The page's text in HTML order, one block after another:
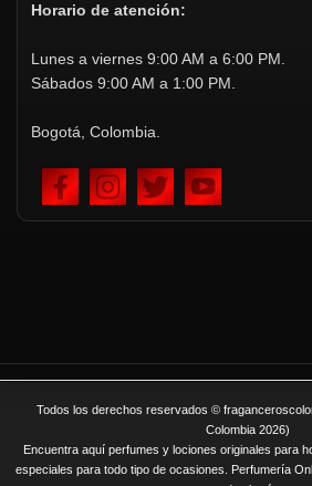
Horario de atención:
Lunes a viernes 9:00 AM a 6:00 PM.
Sábados 9:00 AM a 1:00 PM.
Bogotá, Colombia.
Todos los derechos reservados ©
Colombia 2026)
Encuentra aquí perfumes y lociones originales para
especiales para todo tipo de ocasiones. Perfumería